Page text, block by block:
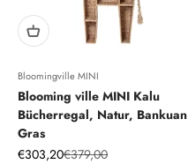
Bloomingville MINI
Blooming ville MINI Kalu
Bücherregal, Natur, Bankuan
Gras
Angebot
€303,20Regulärer Preis
€379,00